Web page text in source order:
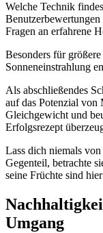
Welche Technik
Fragen an erfahrene
Besonders für
Sonneneinstrahlung
Als abschließendes
auf das Potenzial von
Gleichgewicht und
Erfolgsrezept
Lass dich niemals
Gegenteil, betrachte
seine Früchte sind
Umgang